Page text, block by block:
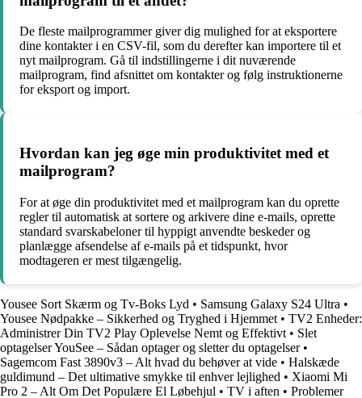
De fleste mailprogrammer giver dig mulighed for at eksportere
dine kontakter i en CSV-fil, som du derefter kan importere til et
nyt mailprogram. Gå til indstillingerne i dit nuværende
mailprogram, find afsnittet om kontakter og følg instruktionerne
for eksport og import.
Hvordan kan jeg øge min produktivitet med et
mailprogram?
For at øge din produktivitet med et mailprogram kan du oprette
regler til automatisk at sortere og arkivere dine e-mails, oprette
standard svarskabeloner til hyppigt anvendte beskeder og
planlægge afsendelse af e-mails på et tidspunkt, hvor
modtageren er mest tilgængelig.
Yousee Sort Skærm og Tv-Boks Lyd • Samsung Galaxy S24 Ultra •
Yousee Nødpakke – Sikkerhed og Tryghed i Hjemmet • TV2 Enheder:
Administrer Din TV2 Play Oplevelse Nemt og Effektivt • Slet
optagelser YouSee – Sådan optager og sletter du optagelser•
Sagemcom Fast 3890v3 – Alt hvad du behøver at vide • Halskæde
guldimund – Det ultimative smykke til enhver lejlighed • Xiaomi Mi
Pro 2 – Alt Om Det Populære El Løbehjul • TV i aften • Problemer